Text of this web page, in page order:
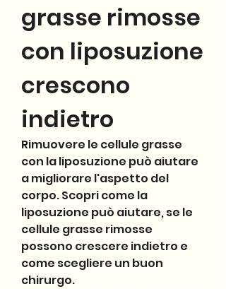
grasse rimosse
con liposuzione
crescono
indietro
Rimuovere le cellule grasse
con la liposuzione può aiutare
a migliorare l'aspetto del
corpo. Scopri come la
liposuzione può aiutare, se le
cellule grasse rimosse
possono crescere indietro e
come scegliere un buon
chirurgo.